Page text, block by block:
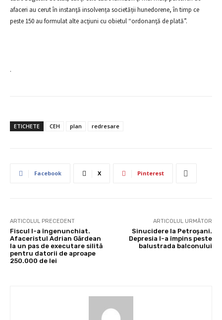
afaceri au cerut în instanţă insolvența societății hunedorene, în timp ce
peste 150 au formulat alte acţiuni cu obietul “ordonanţă de plată”.
.
ETICHETE CEH plan redresare
Facebook X Pinterest
ARTICOLUL PRECEDENT
Fiscul l-a îngenunchiat.
Afaceristul Adrian Gărdean
la un pas de executare silită
pentru datorii de aproape
250.000 de lei
ARTICOLUL URMĂTOR
Sinucidere la Petroşani.
Depresia l-a împins peste
balustrada balconului